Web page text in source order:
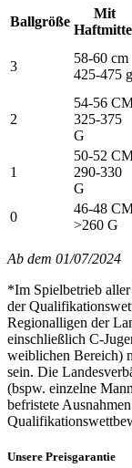
Ballgröße
Mit
3
58-60 cm
425-475 g
2
54-56
325-375
G
1
50-52
290-330
G
0
46-48
>260 G
Ab dem 01/07/2024
*Im Spielbetrieb
der
Regionalligen der
einschließlich C-
weiblichen Bereich)
sein. Die
(bspw. einzelne
befristete
Unsere Preisgarantie